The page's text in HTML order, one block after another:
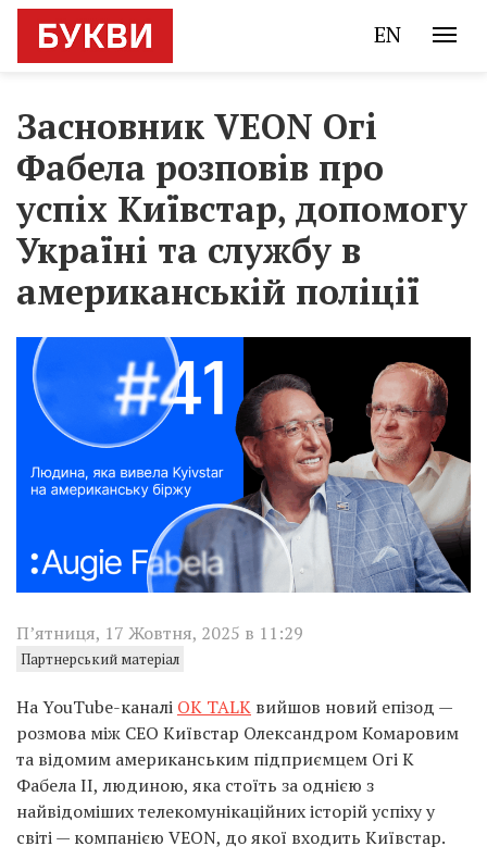
EN
Засновник VEON Огі
Фабела розповів про
успіх Київстар, допомогу
Україні та службу в
американській поліції
П’ятниця, 17 Жовтня, 2025 в 11:29
Партнерський матеріал
На YouTube-каналі OK TALK вийшов новий епізод —
розмова між СЕО Київстар Олександром Комаровим
та відомим американським підприємцем Огі К
Фабела ІІ, людиною, яка стоїть за однією з
найвідоміших телекомунікаційних історій успіху у
світі — компанією VEON, до якої входить Київстар.